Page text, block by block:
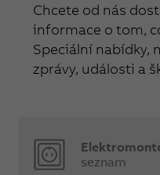
Chcete od nás
informace o tom,
Speciální nabídky,
zprávy, události a
seznam